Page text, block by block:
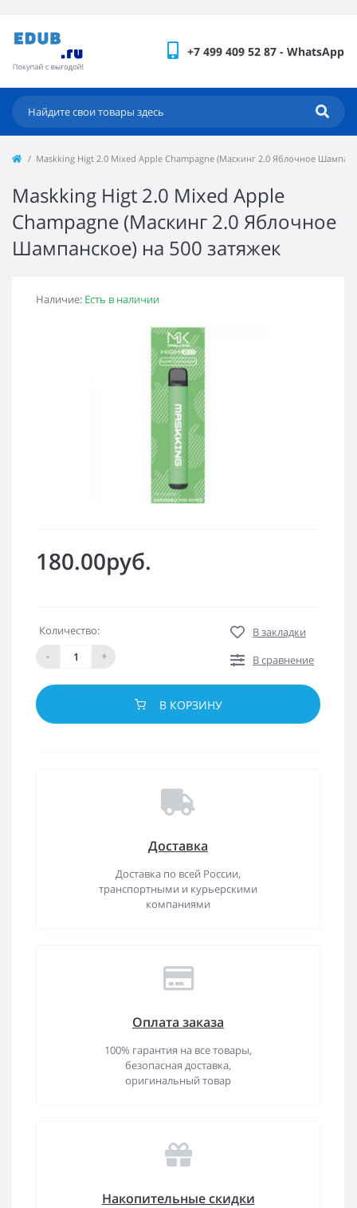
+7 499 409 52 87 - WhatsApp
Maskking Higt 2.0 Mixed Apple Champagne (Маскинг 2.0 Яблочное
Maskking Higt 2.0 Mixed Apple
Champagne (Маскинг 2.0 Яблочное
Шампанское) на 500 затяжек
Наличие: Есть в наличии
180.00руб.
Количество:
-
+
В закладки
В сравнение
В КОРЗИНУ
Доставка
Доставка по всей России,
транспортными и курьерскими
компаниями
Оплата заказа
100% гарантия на все товары,
безопасная доставка,
оригинальный товар
Накопительные скидки